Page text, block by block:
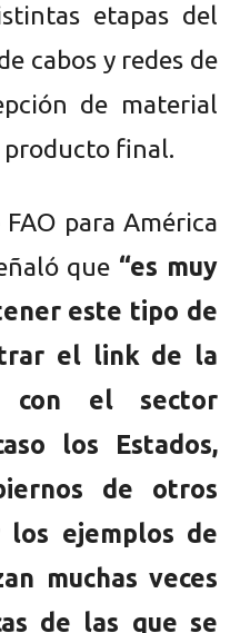
etapas del
cabos y redes de
de material
producto final.
para América
que “es muy
este tipo de
el link de la
con el sector
los Estados,
de otros
los ejemplos de
muchas veces
de las que se